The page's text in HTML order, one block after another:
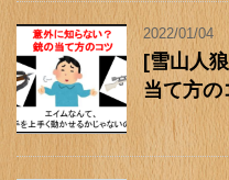
2022/01/04
[雪山人
当て方